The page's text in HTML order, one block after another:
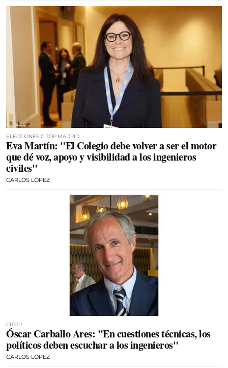
ELECCIONES CITOP MADRID
Eva Martín: "El Colegio debe volver a ser el motor
que dé voz, apoyo y visibilidad a los ingenieros
civiles"
CARLOS LÓPEZ
CITOP
Óscar Carballo Ares: "En cuestiones técnicas, los
políticos deben escuchar a los ingenieros"
CARLOS LÓPEZ